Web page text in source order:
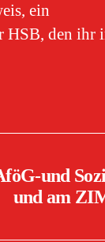
ein
HSB, den ihr
und
und am